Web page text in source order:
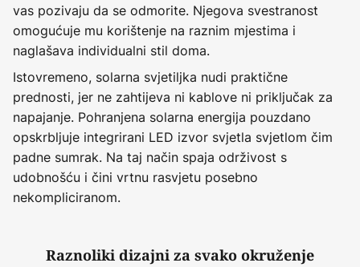
vas pozivaju da se odmorite. Njegova svestranost
omogućuje mu korištenje na raznim mjestima i
naglašava individualni stil doma.
Istovremeno, solarna svjetiljka nudi praktične
prednosti, jer ne zahtijeva ni kablove ni priključak za
napajanje. Pohranjena solarna energija pouzdano
opskrbljuje integrirani LED izvor svjetla svjetlom čim
padne sumrak. Na taj način spaja održivost s
udobnošću i čini vrtnu rasvjetu posebno
nekompliciranom.
Raznoliki dizajni za svako okruženje